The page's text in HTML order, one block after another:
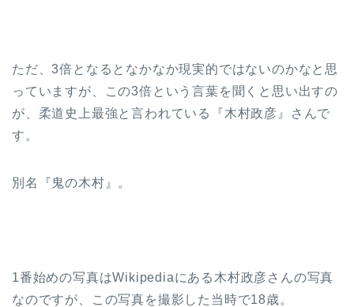
ただ、3倍となるとなかなか現実的ではないのかなと思
っていますが、この3倍という言葉を聞くと思い出すの
が、柔道史上最強と言われている『木村政彦』さんで
す。
別名『鬼の木村』。
1番始めの写真はWikipediaにある木村政彦さんの写真
なのですが、この写真を撮影した当時で18歳。